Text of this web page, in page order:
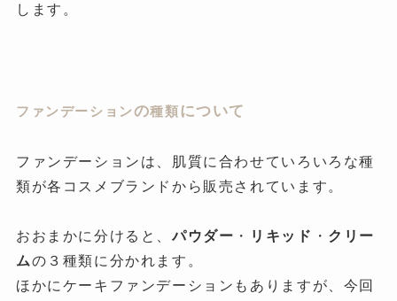
します。
ファンデーションの種類について
ファンデーションは、肌質に合わせていろいろな種
類が各コスメブランドから販売されています。
おおまかに分けると、パウダー ・ リキッド ・ クリー
ムの３種類に分かれます。
ほかにケーキファンデーションもありますが、今回